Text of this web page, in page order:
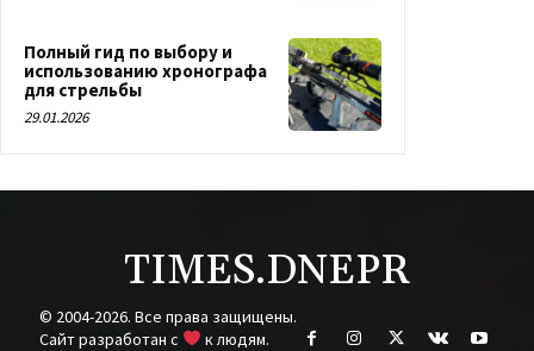
Полный гид по выбору и
использованию хронографа
для стрельбы
29.01.2026
TIMES.DNEPR
© 2004-2026. Все права защищены.
Cайт разработан с
к людям.